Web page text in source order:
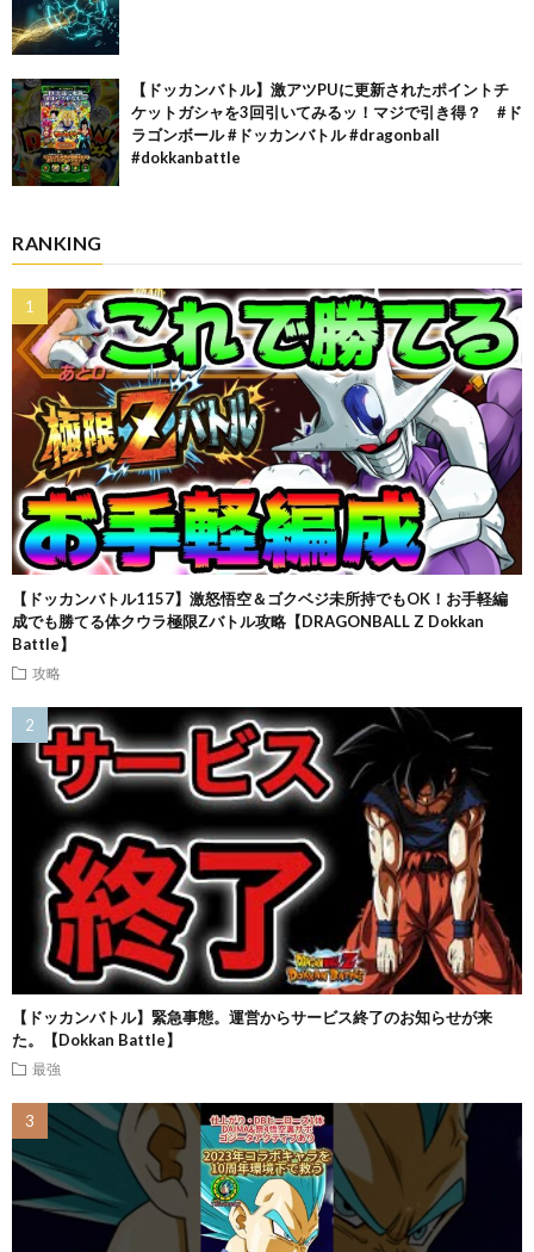
【ドッカンバトル】激アツPUに更新されたポイントチ
ケットガシャを3回引いてみるッ！マジで引き得？ #ド
ラゴンボール #ドッカンバトル #dragonball
#dokkanbattle
RANKING
【ドッカンバトル1157】激怒悟空＆ゴクベジ未所持でもOK！お手軽編
成でも勝てる体クウラ極限Zバトル攻略【DRAGONBALL Z Dokkan
Battle】
攻略
【ドッカンバトル】緊急事態。運営からサービス終了のお知らせが来
た。【Dokkan Battle】
最強